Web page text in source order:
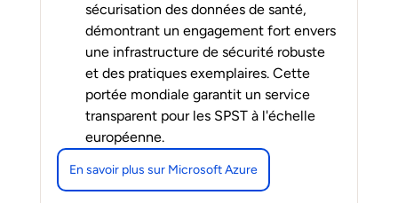
sécurisation des données de santé,
démontrant un engagement fort envers
une infrastructure de sécurité robuste
et des pratiques exemplaires. Cette
portée mondiale garantit un service
transparent pour les SPST à l'échelle
européenne.
En savoir plus sur Microsoft Azure